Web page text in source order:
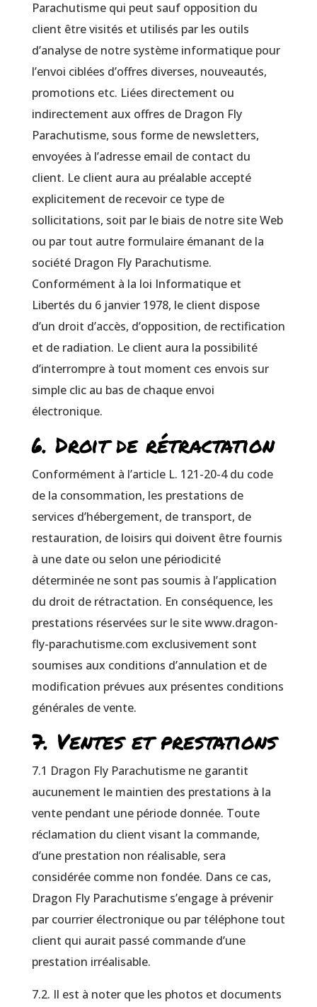
Parachutisme qui peut sauf opposition du
client être visités et utilisés par les outils
d’analyse de notre système informatique pour
l’envoi ciblées d’offres diverses, nouveautés,
promotions etc. Liées directement ou
indirectement aux offres de Dragon Fly
Parachutisme, sous forme de newsletters,
envoyées à l’adresse email de contact du
client. Le client aura au préalable accepté
explicitement de recevoir ce type de
sollicitations, soit par le biais de notre site Web
ou par tout autre formulaire émanant de la
société Dragon Fly Parachutisme.
Conformément à la loi Informatique et
Libertés du 6 janvier 1978, le client dispose
d’un droit d’accès, d’opposition, de rectification
et de radiation. Le client aura la possibilité
d’interrompre à tout moment ces envois sur
simple clic au bas de chaque envoi
électronique.
6. Droit de rétractation
Conformément à l’article L. 121-20-4 du code
de la consommation, les prestations de
services d’hébergement, de transport, de
restauration, de loisirs qui doivent être fournis
à une date ou selon une périodicité
déterminée ne sont pas soumis à l’application
du droit de rétractation. En conséquence, les
prestations réservées sur le site www.dragon-
fly-parachutisme.com exclusivement sont
soumises aux conditions d’annulation et de
modification prévues aux présentes conditions
générales de vente.
7. Ventes et prestations
7.1 Dragon Fly Parachutisme ne garantit
aucunement le maintien des prestations à la
vente pendant une période donnée. Toute
réclamation du client visant la commande,
d’une prestation non réalisable, sera
considérée comme non fondée. Dans ce cas,
Dragon Fly Parachutisme s’engage à prévenir
par courrier électronique ou par téléphone tout
client qui aurait passé commande d’une
prestation irréalisable.
7.2. Il est à noter que les photos et documents